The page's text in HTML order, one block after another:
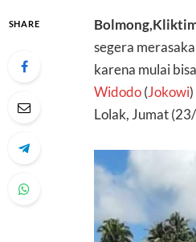
SHARE
segera
karena mulai
Widodo (Jokowi
Lolak, Jumat